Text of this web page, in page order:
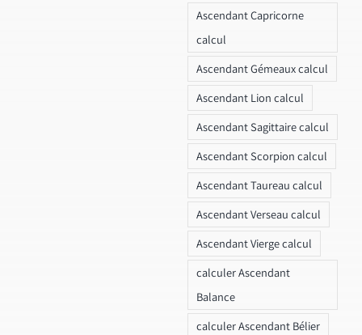
Ascendant Capricorne
calcul
Ascendant Gémeaux calcul
Ascendant Lion calcul
Ascendant Sagittaire calcul
Ascendant Scorpion calcul
Ascendant Taureau calcul
Ascendant Verseau calcul
Ascendant Vierge calcul
calculer Ascendant
Balance
calculer Ascendant Bélier